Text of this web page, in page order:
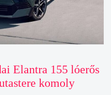
Elantra 155 lóerős
komoly